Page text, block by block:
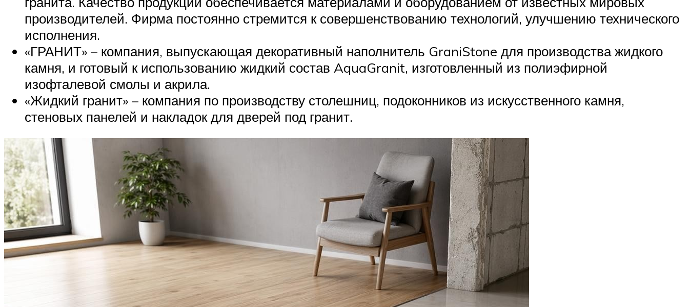
производителей. Фирма постоянно стремится к совершенствованию технологий, улучшению технического
исполнения.
«ГРАНИТ» – компания, выпускающая декоративный наполнитель GraniStone для производства жидкого
камня, и готовый к использованию жидкий состав AquaGranit, изготовленный из полиэфирной
изофталевой смолы и акрила.
«Жидкий гранит» – компания по производству столешниц, подоконников из искусственного камня,
стеновых панелей и накладок для дверей под гранит.